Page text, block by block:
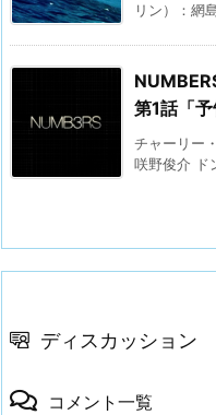
リン）：網
第1話「予
チャーリー
咲野俊介 ド
ディスカッション
コメント一覧